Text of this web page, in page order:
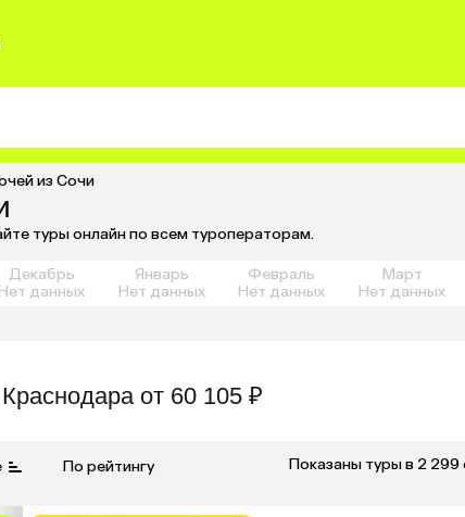
из Сочи
туры онлайн по всем туроператорам.
Декабрь
Нет данных
Январь
Нет данных
Февраль
Нет данных
Март
Нет данных
Краснодара от 60 105 ₽
По рейтингу Показаны туры в 2 299